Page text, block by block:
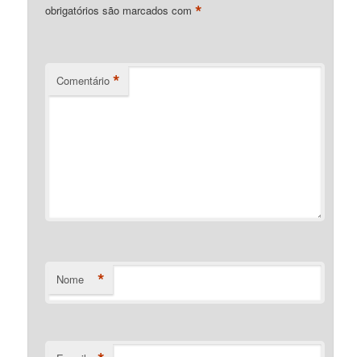
obrigatórios são marcados com*
Comentário *
Nome *